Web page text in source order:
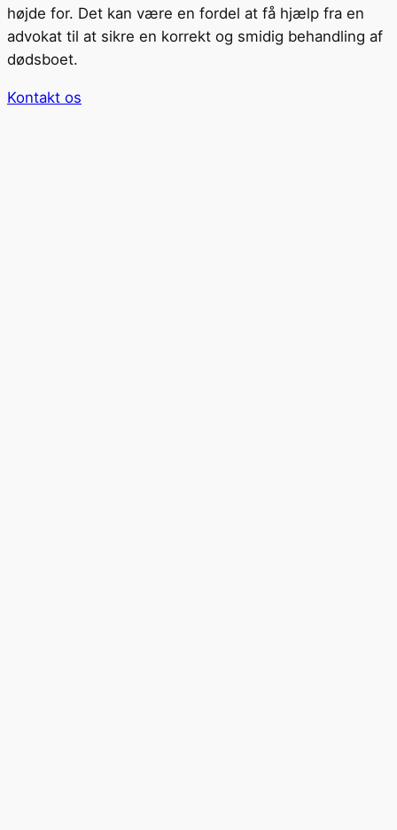
højde for. Det kan være en fordel at få hjælp fra en
advokat til at sikre en korrekt og smidig behandling af
dødsboet.
Kontakt os